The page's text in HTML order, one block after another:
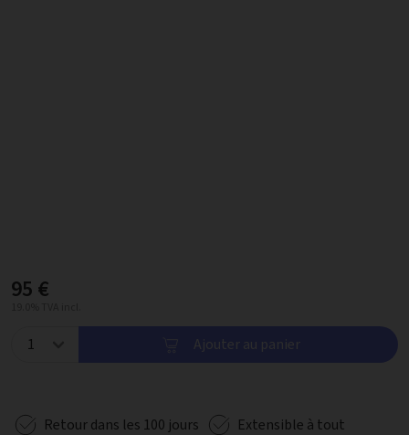
95 €
Ajouter au panier
Retour dans les 100 jours
Extensible à tout